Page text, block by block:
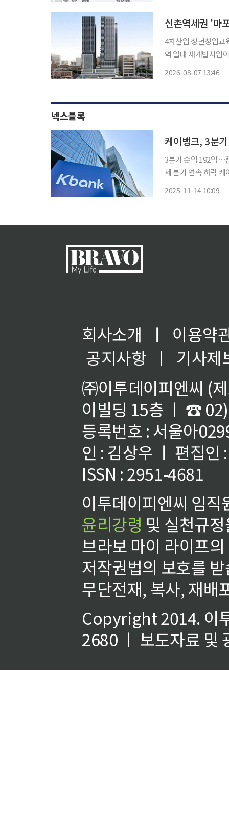
신촌역세권 '마
4차산업 청년창업교육센터ㆍ외국인
역 일대 재개발사업
2026-08-07 13:46
넥스블록
3분기 순익 192억⋯
세 분기 연속 하락 케이뱅크가 올 3분기 누적 당기순이익이 지난해 같은 기간보다 15.5% 감소
2025-11-14 10:09
회사소개 ㅣ
이용약
공지사항
ㅣ
기사제
㈜이투데이피엔씨 (
이빌딩 15층 ㅣ ☎
등록번호 : 서울아
인 : 김상우 ㅣ 편집인
ISSN : 2951-4681
이투데이피엔씨 임
윤리강령 및 실천규
브라보 마이 라이프
저작권법의 보호를
무단전재, 복사, 재배
Copyright 2014. 이
2680 ㅣ 보도자료